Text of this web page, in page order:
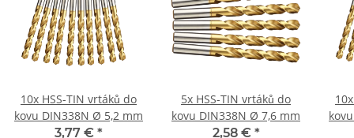
10x HSS-TIN vrtáků do
kovu DIN338N Ø 5,2 mm
3,77 € *
5x HSS-TIN vrtáků do
kovu DIN338N Ø 7,6 mm
2,58 € *